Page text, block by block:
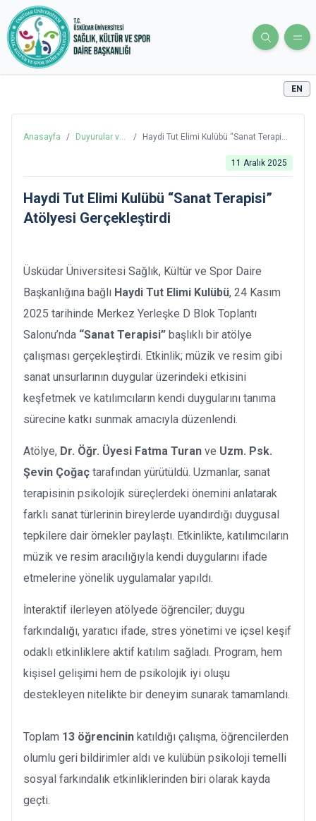
EN
Anasayfa /
Duyurular ve
/
Haydi Tut Elimi Kulübü “Sanat Terapisi”
11 Aralık 2025
Haydi Tut Elimi Kulübü “Sanat Terapisi”
Atölyesi Gerçekleştirdi
Üsküdar Üniversitesi Sağlık, Kültür ve Spor Daire
Başkanlığına bağlı Haydi Tut Elimi Kulübü, 24 Kasım
2025 tarihinde Merkez Yerleşke D Blok Toplantı
Salonu’nda “Sanat Terapisi” başlıklı bir atölye
çalışması gerçekleştirdi. Etkinlik; müzik ve resim gibi
sanat unsurlarının duygular üzerindeki etkisini
keşfetmek ve katılımcıların kendi duygularını tanıma
sürecine katkı sunmak amacıyla düzenlendi.
Atölye, Dr. Öğr. Üyesi Fatma Turan ve Uzm. Psk.
Şevin Çoğaç tarafından yürütüldü. Uzmanlar, sanat
terapisinin psikolojik süreçlerdeki önemini anlatarak
farklı sanat türlerinin bireylerde uyandırdığı duygusal
tepkilere dair örnekler paylaştı. Etkinlikte, katılımcıların
müzik ve resim aracılığıyla kendi duygularını ifade
etmelerine yönelik uygulamalar yapıldı.
İnteraktif ilerleyen atölyede öğrenciler; duygu
farkındalığı, yaratıcı ifade, stres yönetimi ve içsel keşif
odaklı etkinliklere aktif katılım sağladı. Program, hem
kişisel gelişimi hem de psikolojik iyi oluşu
destekleyen nitelikte bir deneyim sunarak tamamlandı.
Toplam 13 öğrencinin katıldığı çalışma, öğrencilerden
olumlu geri bildirimler aldı ve kulübün psikoloji temelli
sosyal farkındalık etkinliklerinden biri olarak kayda
geçti.